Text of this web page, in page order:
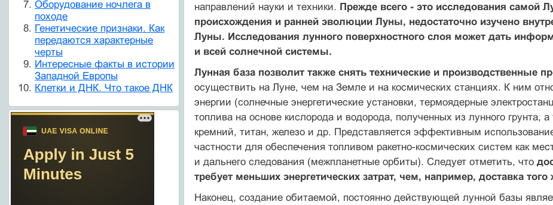
направлений науки и техники. Прежде всего - это исследования самой
происхождения и ранней эволюции Луны, недостаточно изучено
Луны. Исследования лунного поверхностного слоя может дать
и всей солнечной системы.
Лунная база позволит также снять технические и производственные
осуществить на Луне, чем на Земле и на космических станциях. К ним
энергии (солнечные энергетические установки, термоядерные
топлива на основе кислорода и водорода, полученных из лунного грунта,
кремний, титан, железо и др. Представляется эффективным
частности для обеспечения топливом ракетно-космических систем как
и дальнего следования (межпланетные орбиты). Следует отметить, что
требует меньших энергетических затрат, чем, например, доставка
Наконец, создание обитаемой, постоянно действующей лунной базы
Оборудование ночлега в
походе
Генетические признаки. Как
передаются характерные
черты
Интересные факты в истории
Западной Европы
Клетки и ДНК. Что такое ДНК